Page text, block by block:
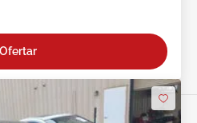
Ofertar